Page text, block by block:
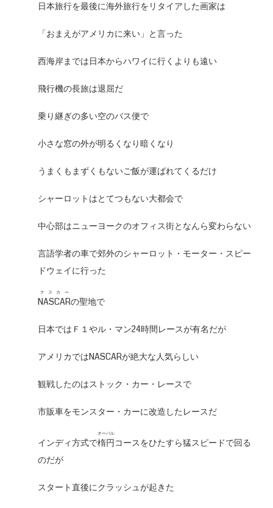
日本旅行を最後に海外旅行をリタイアした画家は
「おまえがアメリカに来い」と言った
西海岸までは日本からハワイに行くよりも遠い
飛行機の長旅は退屈だ
乗り継ぎの多い空のバス便で
小さな窓の外が明るくなり暗くなり
うまくもまずくもないご飯が運ばれてくるだけ
シャーロットはとてつもない大都会で
中心部はニューヨークのオフィス街となんら変わらない
言語学者の車で郊外のシャーロット・モーター・スピー
ドウェイに行った
NASCAR
ナスカー
の聖地で
日本ではＦ１やル・マン24時間レースが有名だが
アメリカではNASCARが絶大な人気らしい
観戦したのはストック・カー・レースで
市販車をモンスター・カーに改造したレースだ
インディ方式で楕円
オーバル
コースをひたすら猛スピードで回る
のだが
スタート直後にクラッシュが起きた